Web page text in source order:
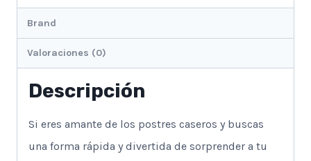
Brand
Valoraciones (0)
Descripción
Si eres amante de los postres caseros y buscas
una forma rápida y divertida de sorprender a tu